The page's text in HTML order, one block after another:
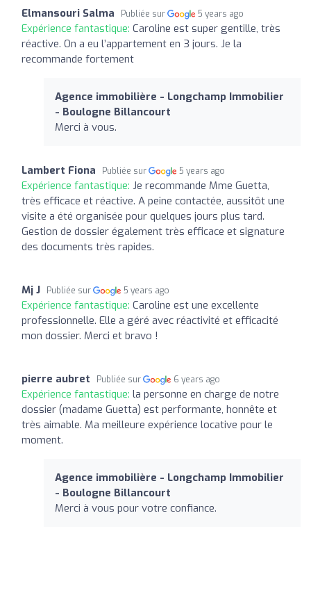
Elmansouri Salma Publiée sur 5 years ago
Expérience fantastique: Caroline est super gentille, très
réactive. On a eu l’appartement en 3 jours. Je la
recommande fortement
Agence immobilière - Longchamp Immobilier
- Boulogne Billancourt
Merci à vous.
Lambert Fiona Publiée sur 5 years ago
Expérience fantastique: Je recommande Mme Guetta,
très efficace et réactive. A peine contactée, aussitôt une
visite a été organisée pour quelques jours plus tard.
Gestion de dossier également très efficace et signature
des documents très rapides.
Mj J Publiée sur 5 years ago
Expérience fantastique: Caroline est une excellente
professionnelle. Elle a géré avec réactivité et efficacité
mon dossier. Merci et bravo !
pierre aubret Publiée sur 6 years ago
Expérience fantastique: la personne en charge de notre
dossier (madame Guetta) est performante, honnête et
très aimable. Ma meilleure expérience locative pour le
moment.
Agence immobilière - Longchamp Immobilier
- Boulogne Billancourt
Merci à vous pour votre confiance.